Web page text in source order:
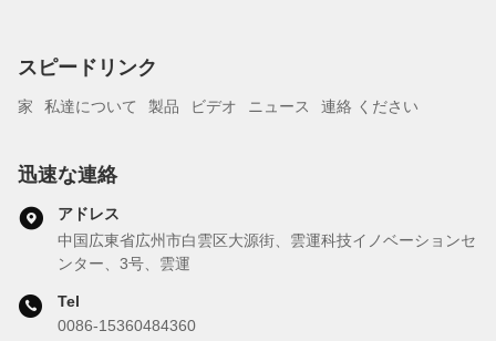
スピードリンク
家 私達について 製品 ビデオ ニュース 連絡 ください
迅速な連絡
アドレス
中国広東省広州市白雲区大源街、雲運科技イノベーションセ
ンター、3号、雲運
Tel
0086-15360484360